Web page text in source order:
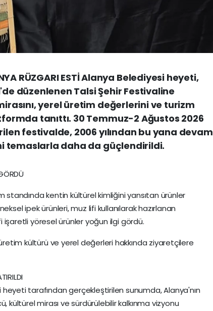
RÜZGARI ESTİ Alanya Belediyesi heyeti,
düzenlenen Talsi Şehir Festivaline
yerel üretim değerlerini ve turizm
tanıttı. 30 Temmuz-2 Ağustos 2026
festivalde, 2006 yılından bu yana devam
temaslarla daha da güçlendirildi.
standında kentin kültürel kimliğini yansıtan ürünler
ipek ürünleri, muz lifi kullanılarak hazırlanan
işaretli yöresel ürünler yoğun ilgi gördü.
kültürü ve yerel değerleri hakkında ziyaretçilere
tarafından gerçekleştirilen sunumda, Alanya'nın
mirası ve sürdürülebilir kalkınma vizyonu